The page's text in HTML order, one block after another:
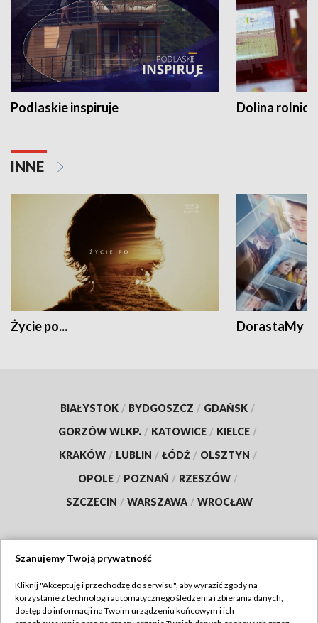
Podlaskie inspiruje Dolina
INNE
Życie po... DorastaMy
BIAŁYSTOK / BYDGOSZCZ / GDAŃSK /
GORZÓW WLKP. / KATOWICE / KIELCE /
KRAKÓW / LUBLIN / ŁÓDŹ / OLSZTYN /
OPOLE / POZNAŃ / RZESZÓW /
SZCZECIN / WARSZAWA / WROCŁAW
TVP
Szanujemy Twoją prywatność
Kliknij "Akceptuję i przechodzę do serwisu", aby wyrazić zgody na
korzystanie z technologii automatycznego śledzenia i zbierania danych,
dostęp do informacji na Twoim urządzeniu końcowym i ich